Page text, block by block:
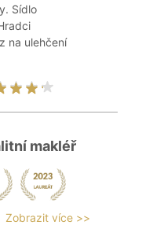
Sídlo
na ulehčení
makléř
Zobrazit více >>